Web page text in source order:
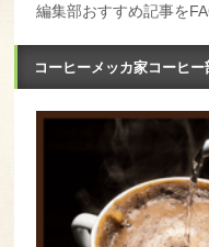
編集部おすすめ記事を
コーヒーメッカ家コーヒー